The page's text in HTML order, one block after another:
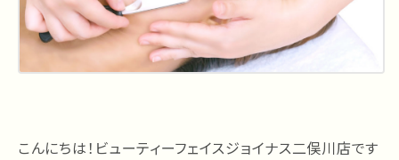
こんにちは！ビューティーフェイスジョイナス二俣川店です